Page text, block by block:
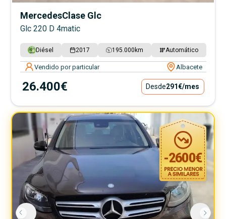
MercedesClase Glc
Glc 220 D 4matic
Diésel 2017 195.000 km Automático
Vendido por particular Albacete
26.400€ Desde291€/mes
-2600€